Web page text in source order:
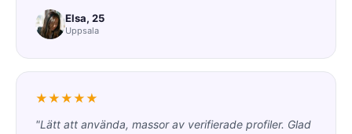
Elsa, 25
Uppsala
★★★★★
"Lätt att använda, massor av verifierade profiler. Glad